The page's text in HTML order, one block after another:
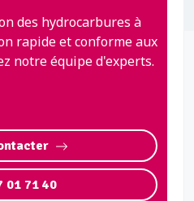
des hydrocarbures à
rapide et conforme aux
notre équipe d'experts.
01 71 40